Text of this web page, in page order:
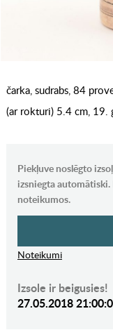
čarka, sudrabs, 84
(ar rokturi) 5.4 cm, 19.
Piekļuve noslēgto
izsniegta
noteikumos.
Noteikumi
Izsole ir beigusies!
27.05.2018